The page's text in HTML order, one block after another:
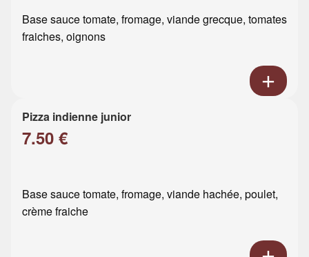
Base sauce tomate, fromage, viande grecque, tomates
fraiches, oignons
Pizza indienne junior
7.50 €
Base sauce tomate, fromage, viande hachée, poulet,
crème fraiche